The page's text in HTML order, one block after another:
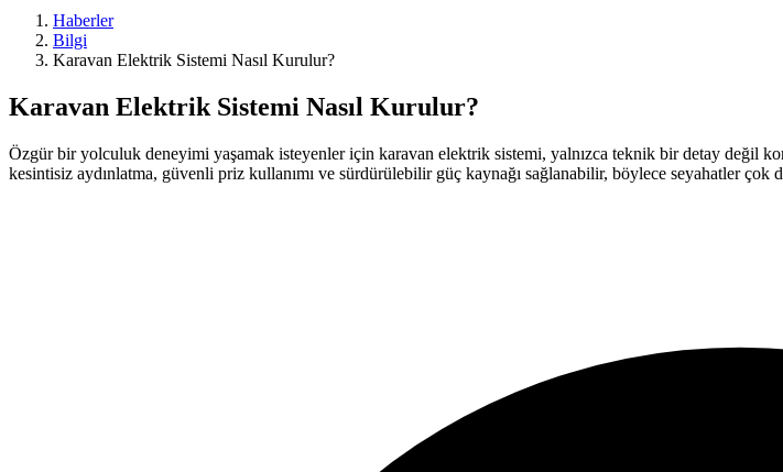
Haberler
Bilgi
Karavan Elektrik Sistemi Nasıl Kurulur?
Karavan Elektrik Sistemi Nasıl Kurulur?
Özgür bir yolculuk deneyimi yaşamak isteyenler için karavan elektrik sistemi, yalnızca teknik bir detay değil
kesintisiz aydınlatma, güvenli priz kullanımı ve sürdürülebilir güç kaynağı sağlanabilir, böylece seyahatler çok